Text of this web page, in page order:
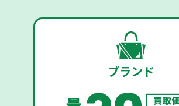
ブランド